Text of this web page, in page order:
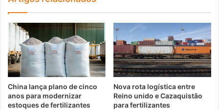
China lança plano de cinco
anos para modernizar
estoques de fertilizantes
Nova rota logística entre
Reino unido e Cazaquistão
para fertilizantes